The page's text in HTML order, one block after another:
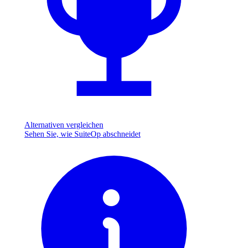
Alternativen vergleichen
Sehen Sie, wie SuiteOp abschneidet